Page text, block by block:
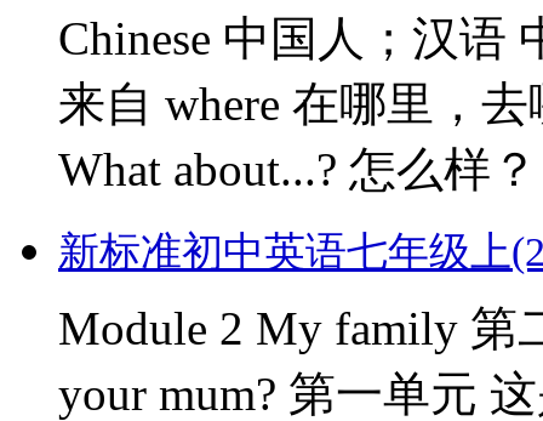
Chinese 中国人；汉语
来自 where 在哪里，
What about...? 怎么样
新标准初中英语七年级上
Module 2 My family 第
your mum? 第一单元